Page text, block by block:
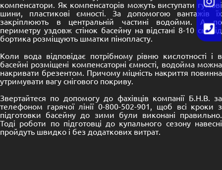
компенсатори. Як компенсаторів можуть виступати гумові
шини, пластикові ємності. За допомогою вантажів їх
закріплюють в центральній частині водойми. А по
периметру уздовж стінок басейну на відстані 8-10 см від
бортика розміщують шматки пінопласту.
Коли вода відповідає потрібному рівню кислотності і в
басейні розміщені компенсаторні ємності, водойма можна
накривати брезентом. Причому міцність накриття повинна
утримувати вагу снігового покриву.
Звертайтеся по допомогу до фахівців компанії Б.Н.В. за
телефоном гарячої лінії 0-800-502-901, щоб всі кроки з
підготовки басейну до зими були виконані правильно.
Тоді роботи по підготовці до купального сезону навесні
пройдуть швидко і без додаткових витрат.